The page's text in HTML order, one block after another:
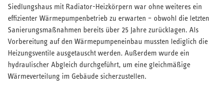
Siedlungshaus mit Radiator-Heizkörpern war ohne weiteres ein
effizienter Wärmepumpenbetrieb zu erwarten – obwohl die letzten
Sanierungsmaßnahmen bereits über 25 Jahre zurücklagen. Als
Vorbereitung auf den Wärmepumpeneinbau mussten lediglich die
Heizungsventile ausgetauscht werden. Außerdem wurde ein
hydraulischer Abgleich durchgeführt, um eine gleichmäßige
Wärmeverteilung im Gebäude sicherzustellen.